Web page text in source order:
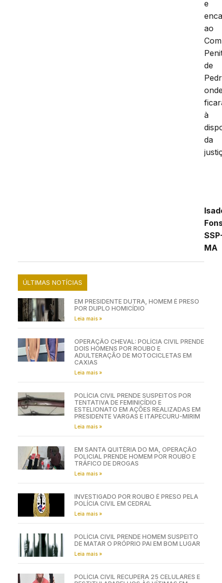
e
ao
de
à
da
MA
ÚLTIMAS NOTÍCIAS
EM PRESIDENTE DUTRA, HOMEM É PRESO
POR DUPLO HOMICÍDIO
Leia mais »
OPERAÇÃO CHEVAL: POLÍCIA CIVIL PRENDE
DOIS HOMENS POR ROUBO E
ADULTERAÇÃO DE MOTOCICLETAS EM
CAXIAS
Leia mais »
POLÍCIA CIVIL PRENDE SUSPEITOS POR
TENTATIVA DE FEMINICÍDIO E
ESTELIONATO EM AÇÕES REALIZADAS EM
PRESIDENTE VARGAS E ITAPECURU-MIRIM
Leia mais »
EM SANTA QUITÉRIA DO MA, OPERAÇÃO
POLICIAL PRENDE HOMEM POR ROUBO E
TRÁFICO DE DROGAS
Leia mais »
INVESTIGADO POR ROUBO É PRESO PELA
POLÍCIA CIVIL EM CEDRAL
Leia mais »
POLÍCIA CIVIL PRENDE HOMEM SUSPEITO
DE MATAR O PRÓPRIO PAI EM BOM LUGAR
Leia mais »
POLÍCIA CIVIL RECUPERA 25 CELULARES E